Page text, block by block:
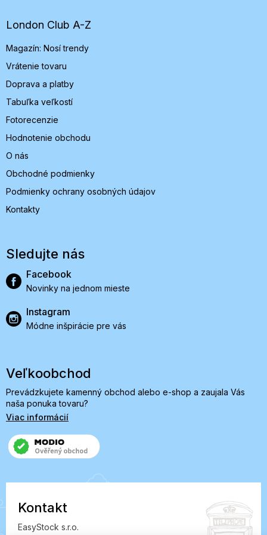
e
London Club A-Z
Magazín: Nosí trendy
Vrátenie tovaru
Doprava a platby
Tabuľka veľkostí
Fotorecenzie
Hodnotenie obchodu
O nás
Obchodné podmienky
Podmienky ochrany osobných údajov
Kontakty
Sledujte nás
Facebook
Novinky na jednom mieste
Instagram
Módne inšpirácie pre vás
Veľkoobchod
Prevádzkujete kamenný obchod alebo e-shop a zaujala Vás
naša ponuka tovaru?
Viac informácií
Kontakt
EasyStock s.r.o.